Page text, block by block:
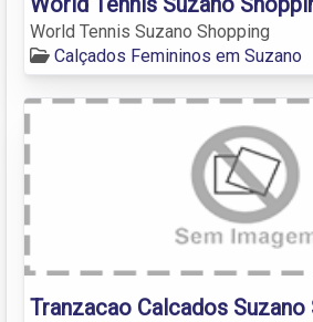
World Tennis Suzano Shopping
Calçados Femininos em Suzano
Tranzacao Calcados Suzano